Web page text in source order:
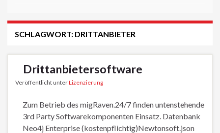
SCHLAGWORT: DRITTANBIETER
Drittanbietersoftware
Veröffentlicht unterLizenzierung
Zum Betrieb des migRaven.24/7 finden untenstehende
3rd Party Softwarekomponenten Einsatz. Datenbank
Neo4j Enterprise (kostenpflichtig)Newtonsoft.json